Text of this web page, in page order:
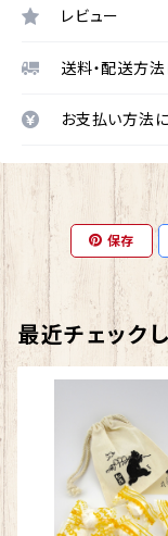
レビュー
送料・配送方法
お支払い方法
保存
最近チェック